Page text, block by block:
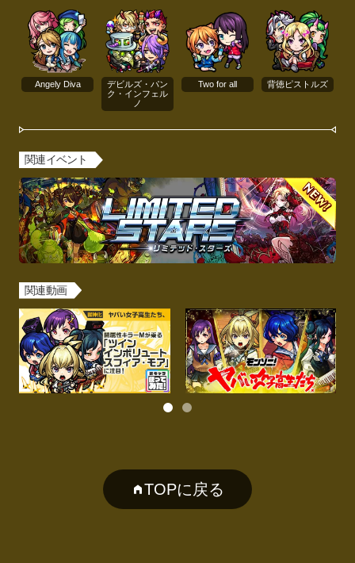
Angely Diva
デビルズ・パン
ク・インフェル
ノ
Two for all 背徳ピストルズ
関連イベント
関連動画
TOPに戻る